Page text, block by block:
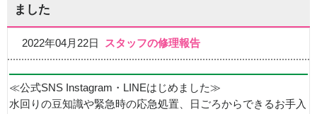
ました
2022年04月22日 スタッフの修理報告
≪公式SNS Instagram・LINEはじめました≫
水回りの豆知識や緊急時の応急処置、日ごろからできるお手入